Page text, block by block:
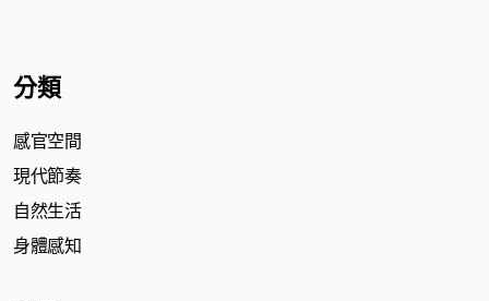
分類
感官空間
現代節奏
自然生活
身體感知